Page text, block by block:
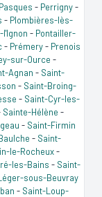
Pasques - Perrigny-
- Plombières-lès-
- Pontailler-
- Prémery- Prenois
sur-Ource -
Agnan - Saint-
- Saint-Broing-
- Saint-Cyr-les-
Sainte-Hélène -
- Saint-Firmin
- Saint-
le-Rocheux-
les-Bains - Saint-
sous-Beuvray
- Saint-Loup-